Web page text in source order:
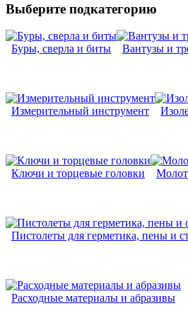
Выберите подкатегорию
Буры, сверла и биты Вантузы и
Измерительный инструмент
Ключи и торцевые головки
Пистолеты для герметика, пены и
Расходные материалы и абразивы